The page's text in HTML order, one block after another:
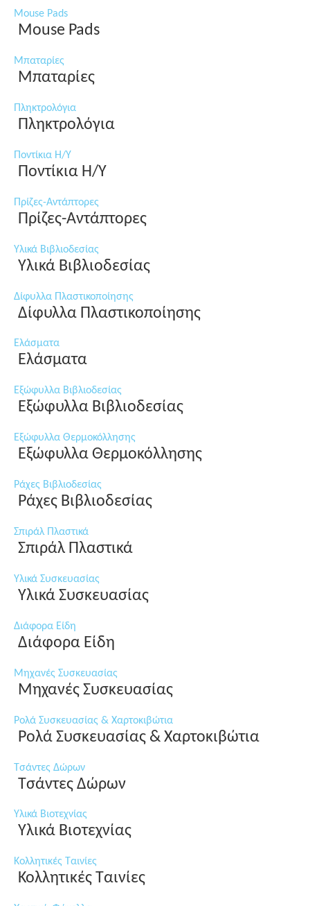
Mouse Pads
Mouse Pads
Μπαταρίες
Μπαταρίες
Πληκτρολόγια
Πληκτρολόγια
Ποντίκια Η/Υ
Ποντίκια Η/Υ
Πρίζες-Αντάπτορες
Πρίζες-Αντάπτορες
Υλικά Βιβλιοδεσίας
Υλικά Βιβλιοδεσίας
Δίφυλλα Πλαστικοποίησης
Δίφυλλα Πλαστικοποίησης
Ελάσματα
Ελάσματα
Εξώφυλλα Βιβλιοδεσίας
Εξώφυλλα Βιβλιοδεσίας
Εξώφυλλα Θερμοκόλλησης
Εξώφυλλα Θερμοκόλλησης
Ράχες Βιβλιοδεσίας
Ράχες Βιβλιοδεσίας
Σπιράλ Πλαστικά
Σπιράλ Πλαστικά
Υλικά Συσκευασίας
Υλικά Συσκευασίας
Διάφορα Είδη
Διάφορα Είδη
Μηχανές Συσκευασίας
Μηχανές Συσκευασίας
Ρολά Συσκευασίας & Χαρτοκιβώτια
Ρολά Συσκευασίας & Χαρτοκιβώτια
Τσάντες Δώρων
Τσάντες Δώρων
Υλικά Βιοτεχνίας
Υλικά Βιοτεχνίας
Κολλητικές Ταινίες
Κολλητικές Ταινίες